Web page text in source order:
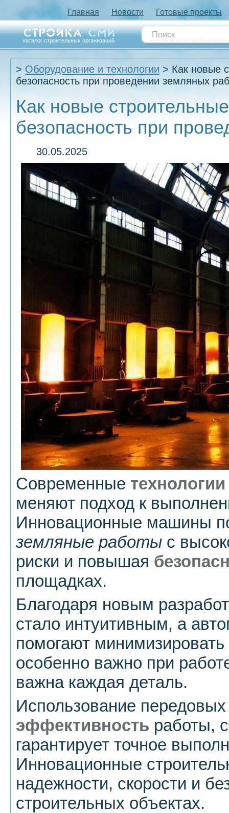
Главная Новости Готовые проекты
каталог строительных организаций
Оборудование и технологии
Как новые
безопасность при проведении земляных
Как новые
безопасность при
30.05.2025
Современные технологии
меняют подход к
Инновационные машины
земляные работы с
риски и повышая
площадках.
Благодаря новым
стало интуитивным, а
помогают
особенно важно при
важна каждая деталь.
Использование
эффективность работы,
гарантирует точное
Инновационные
надежности, скорости и
строительных объектах.